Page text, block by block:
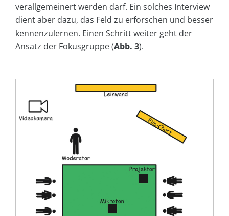
verallgemeinert werden darf. Ein solches Interview
dient aber dazu, das Feld zu erforschen und besser
kennenzulernen. Einen Schritt weiter geht der
Ansatz der Fokusgruppe (Abb. 3).